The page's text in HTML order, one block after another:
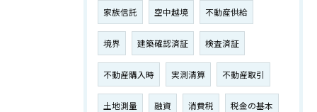
家族信託 空中越境 不動産供給
境界 建築確認済証 検査済証
不動産購入時 実測清算 不動産取引
土地測量 融資 消費税 税金の基本